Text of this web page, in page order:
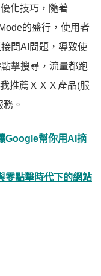
化技巧，隨著
的盛行，使用者
問AI問題，導致使
擊搜尋，流量都跑
推薦ＸＸＸ產品(服
。
Google幫你用AI摘
零點擊時代下的網站